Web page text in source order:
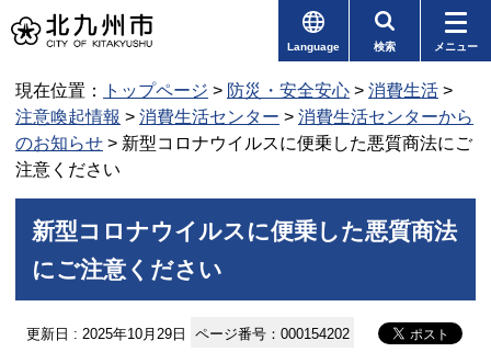
Language 検索 メニュー
現在位置： トップページ > 防災・安全安心 > 消費生活 >
注意喚起情報 > 消費生活センター > 消費生活センターから
のお知らせ > 新型コロナウイルスに便乗した悪質商法にご
注意ください
新型コロナウイルスに便乗した悪質商法
にご注意ください
更新日 : 2025年10月29日 ページ番号：000154202